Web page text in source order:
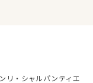
リ・シャルパンティエ